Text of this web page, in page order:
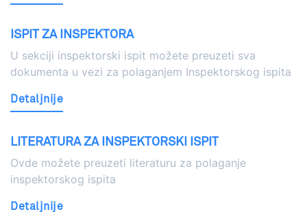
ISPIT ZA INSPEKTORA
U sekciji inspektorski ispit možete preuzeti sva
dokumenta u vezi za polaganjem Inspektorskog ispita
Detaljnije
LITERATURA ZA INSPEKTORSKI ISPIT
Ovde možete preuzeti literaturu za polaganje
inspektorskog ispita
Detaljnije